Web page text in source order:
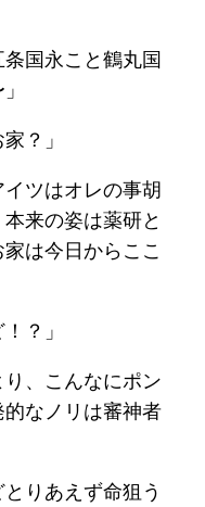
条国永こと鶴丸国
？」
イツはオレの事胡
来の姿は薬研と
は今日からここ
？」
り、こんなにポン
なノリは審神者
りあえず命狙う